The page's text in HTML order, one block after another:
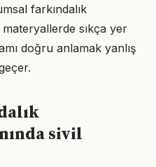
farkındalık
sıkça yer
doğru anlamak yanlış
sivil